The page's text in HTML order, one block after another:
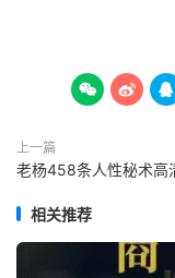
  
上一篇
老杨458条人性秘术高
相关推荐